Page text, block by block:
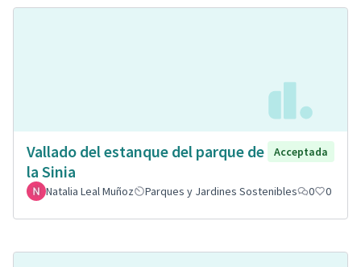
Vallado del estanque del parque de
la Sinia
Acceptada
Natalia Leal Muñoz Parques y Jardines Sostenibles 0 0